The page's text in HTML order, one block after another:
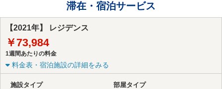
滞在・宿泊サービス
【2021年】 レジデンス
￥73,984
1週間あたりの料金
料金表・宿泊施設の詳細をみる
施設タイプ
部屋タイプ